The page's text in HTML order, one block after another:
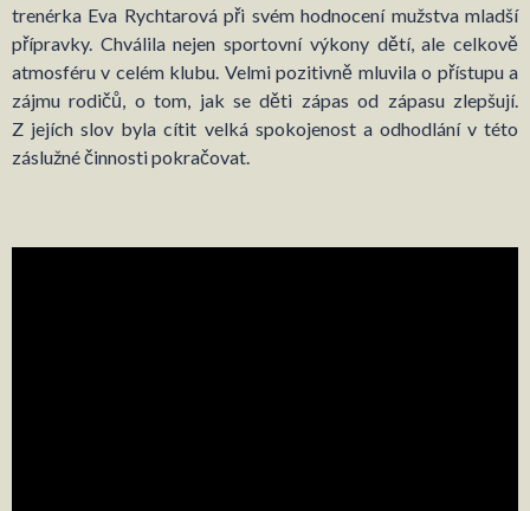
trenérka Eva Rychtarová při svém hodnocení mužstva mladší
přípravky. Chválila nejen sportovní výkony dětí, ale celkově
atmosféru v celém klubu. Velmi pozitivně mluvila o přístupu a
zájmu rodičů, o tom, jak se děti zápas od zápasu zlepšují.
Z jejích slov byla cítit velká spokojenost a odhodlání v této
záslužné činnosti pokračovat.